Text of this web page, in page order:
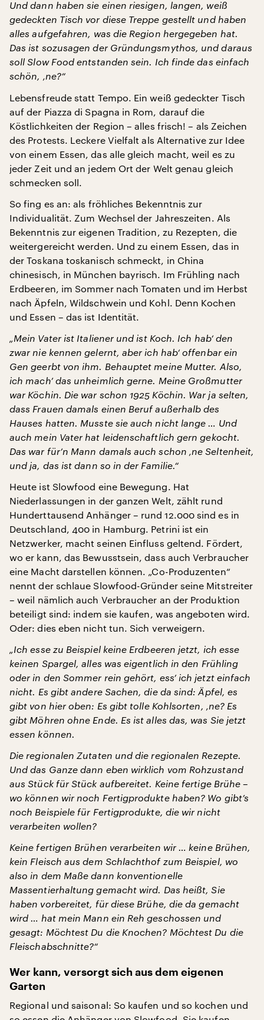
Und dann haben sie einen riesigen, langen, weiß
gedeckten Tisch vor diese Treppe gestellt und haben
alles aufgefahren, was die Region hergegeben hat.
Das ist sozusagen der Gründungsmythos, und daraus
soll Slow Food entstanden sein. Ich finde das einfach
schön, ‚ne?“
Lebensfreude statt Tempo. Ein weiß gedeckter Tisch
auf der Piazza di Spagna in Rom, darauf die
Köstlichkeiten der Region – alles frisch! – als Zeichen
des Protests. Leckere Vielfalt als Alternative zur Idee
von einem Essen, das alle gleich macht, weil es zu
jeder Zeit und an jedem Ort der Welt genau gleich
schmecken soll.
So fing es an: als fröhliches Bekenntnis zur
Individualität. Zum Wechsel der Jahreszeiten. Als
Bekenntnis zur eigenen Tradition, zu Rezepten, die
weitergereicht werden. Und zu einem Essen, das in
der Toskana toskanisch schmeckt, in China
chinesisch, in München bayrisch. Im Frühling nach
Erdbeeren, im Sommer nach Tomaten und im Herbst
nach Äpfeln, Wildschwein und Kohl. Denn Kochen
und Essen – das ist Identität.
„Mein Vater ist Italiener und ist Koch. Ich hab‘ den
zwar nie kennen gelernt, aber ich hab‘ offenbar ein
Gen geerbt von ihm. Behauptet meine Mutter. Also,
ich mach’ das unheimlich gerne. Meine Großmutter
war Köchin. Die war schon 1925 Köchin. War ja selten,
dass Frauen damals einen Beruf außerhalb des
Hauses hatten. Musste sie auch nicht lange … Und
auch mein Vater hat leidenschaftlich gern gekocht.
Das war für’n Mann damals auch schon ‚ne Seltenheit,
und ja, das ist dann so in der Familie.“
Heute ist Slowfood eine Bewegung. Hat
Niederlassungen in der ganzen Welt, zählt rund
Hunderttausend Anhänger – rund 12.000 sind es in
Deutschland, 400 in Hamburg. Petrini ist ein
Netzwerker, macht seinen Einfluss geltend. Fördert,
wo er kann, das Bewusstsein, dass auch Verbraucher
eine Macht darstellen können. „Co-Produzenten“
nennt der schlaue Slowfood-Gründer seine Mitstreiter
– weil nämlich auch Verbraucher an der Produktion
beteiligt sind: indem sie kaufen, was angeboten wird.
Oder: dies eben nicht tun. Sich verweigern.
„Ich esse zu Beispiel keine Erdbeeren jetzt, ich esse
keinen Spargel, alles was eigentlich in den Frühling
oder in den Sommer rein gehört, ess’ ich jetzt einfach
nicht. Es gibt andere Sachen, die da sind: Äpfel, es
gibt von hier oben: Es gibt tolle Kohlsorten, ‚ne? Es
gibt Möhren ohne Ende. Es ist alles das, was Sie jetzt
essen können.
Die regionalen Zutaten und die regionalen Rezepte.
Und das Ganze dann eben wirklich vom Rohzustand
aus Stück für Stück aufbereitet. Keine fertige Brühe –
wo können wir noch Fertigprodukte haben? Wo gibt’s
noch Beispiele für Fertigprodukte, die wir nicht
verarbeiten wollen?
Keine fertigen Brühen verarbeiten wir … keine Brühen,
kein Fleisch aus dem Schlachthof zum Beispiel, wo
also in dem Maße dann konventionelle
Massentierhaltung gemacht wird. Das heißt, Sie
haben vorbereitet, für diese Brühe, die da gemacht
wird … hat mein Mann ein Reh geschossen und
gesagt: Möchtest Du die Knochen? Möchtest Du die
Fleischabschnitte?“
Wer kann, versorgt sich aus dem eigenen
Garten
Regional und saisonal: So kaufen und so kochen und